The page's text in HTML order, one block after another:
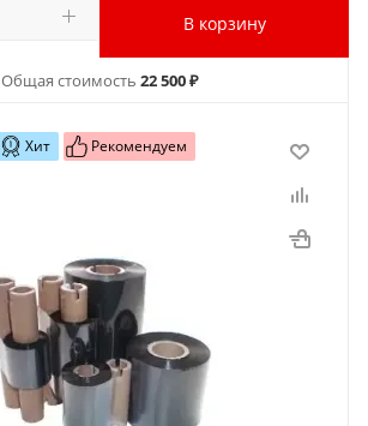
В корзину
Общая стоимость 22 500 ₽
Хит Рекомендуем